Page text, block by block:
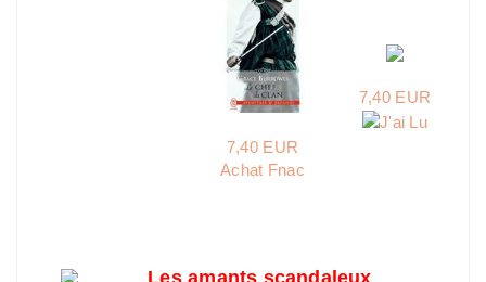
7,40 EUR
Achat Fnac
7,40 EUR